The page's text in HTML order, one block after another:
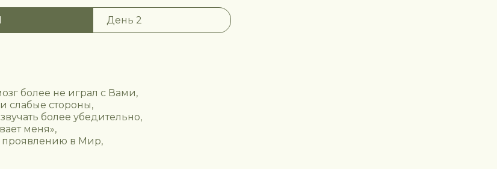
День 2
более не играл с Вами,
слабые стороны,
более убедительно,
меня»,
проявлению в Мир,